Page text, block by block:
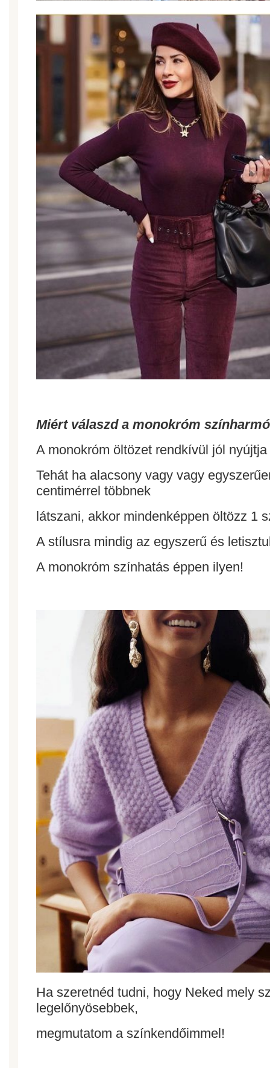
Miért válaszd a monokróm
A monokróm öltözet rendkívül jól
Tehát ha alacsony vagy vagy
centimérrel többnek
látszani, akkor mindenképpen öltözz 1
A stílusra mindig az egyszerű és
A monokróm színhatás éppen ilyen!
Ha szeretnéd tudni, hogy Neked mely
legelőnyösebbek,
megmutatom a színkendőimmel!